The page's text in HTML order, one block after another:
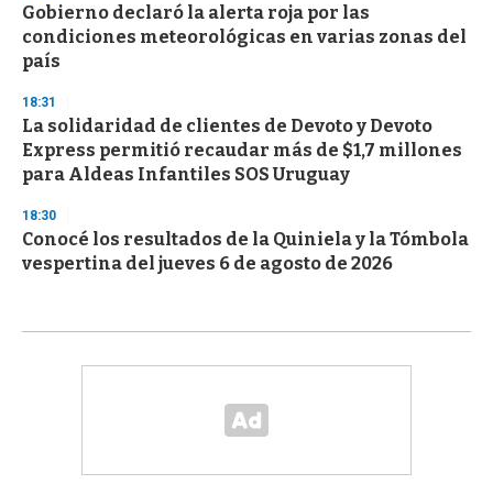
Gobierno declaró la alerta roja por las
condiciones meteorológicas en varias zonas del
país
18:31
La solidaridad de clientes de Devoto y Devoto
Express permitió recaudar más de $1,7 millones
para Aldeas Infantiles SOS Uruguay
18:30
Conocé los resultados de la Quiniela y la Tómbola
vespertina del jueves 6 de agosto de 2026